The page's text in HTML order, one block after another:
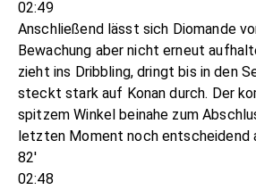
02:49
Anschließend lässt sich Diomande
Bewachung aber nicht erneut
zieht ins Dribbling, dringt bis in den
steckt stark auf Konan durch. Der
spitzem Winkel beinahe zum
letzten Moment noch entscheidend
82'
02:48